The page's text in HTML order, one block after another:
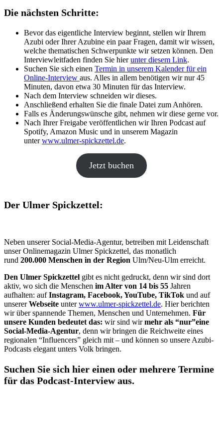
Die nächsten Schritte:
Bevor das eigentliche Interview beginnt, stellen wir Ihrem
Azubi oder Ihrer Azubine ein paar Fragen, damit wir wissen,
welche thematischen Schwerpunkte wir setzen können. Den
Interviewleitfaden finden Sie hierunter diesem Link.
Suchen Sie sich einen Termin in unserem Kalender für ein
Online-Interview aus. Alles in allem benötigen wir nur 45
Minuten, davon etwa 30 Minuten für das Interview.
Nach dem Interview schneiden wir dieses.
Anschließend erhalten Sie die finale Datei zum Anhören.
Falls es Änderungswünsche gibt, nehmen wir diese gerne vor.
Nach Ihrer Freigabe veröffentlichen wir Ihren Podcast auf
Spotify, Amazon Music und in unserem Magazin
unterwww.ulmer-spickzettel.de.
Jetzt buchen
Der Ulmer Spickzettel:
Neben unserer Social-Media-Agentur, betreiben mit Leidenschaft
unser Onlinemagazin Ulmer Spickzettel, das monatlich
rund 200.000 Menschen in der Region Ulm/Neu-Ulm erreicht.
Den Ulmer Spickzettel gibt es nicht gedruckt, denn wir sind dort
aktiv, wo sich die Menschen im Alter von 14 bis 55 Jahren
aufhalten: aufInstagram, Facebook, YouTube, TikTok und auf
unsererWebseite unter www.ulmer-spickzettel.de. Hier berichten
wir über spannende Themen, Menschen und Unternehmen. Für
unsere Kunden bedeutet das: wir sind wirmehr als “nur”eine
Social-Media-Agentur, denn wir bringen die Reichweite eines
regionalen “Influencers” gleich mit – und können so unsere Azubi-
Podcasts elegant unters Volk bringen.
Suchen Sie sich hier einen oder mehrere Termine
für das Podcast-Interview aus.